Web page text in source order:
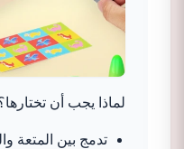
لماذا يجب أن
تدمج بين المتعة